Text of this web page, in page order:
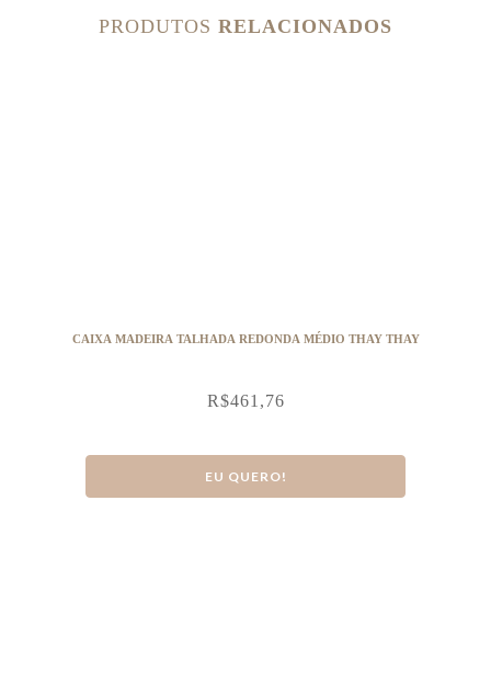
PRODUTOS RELACIONADOS
CAIXA MADEIRA TALHADA REDONDA MÉDIO THAY THAY
R$461,76
EU QUERO!